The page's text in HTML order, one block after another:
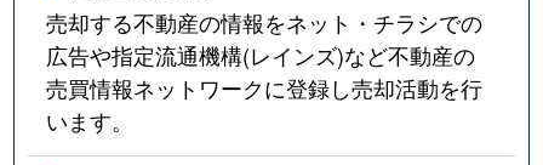
売却する不動産の情報をネット・チラシでの
広告や指定流通機構(レインズ)など不動産の
売買情報ネットワークに登録し売却活動を行
います。